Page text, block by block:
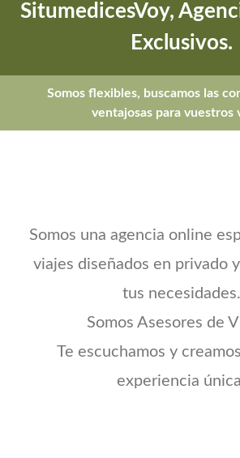
SitumedicesVoy,
Exclusivos.
Somos flexibles, buscamos las
ventajosas para vuestros
Somos una agencia online
viajes diseñados en privado
tus necesidades.
Somos Asesores de
Te escuchamos y
experiencia